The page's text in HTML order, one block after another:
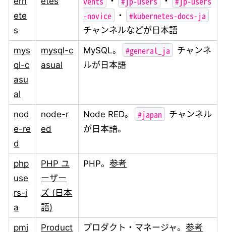
ete
s
-novice
・ #kubernetes-docs-ja
チャンネルなどが日本語
mys
ql-c
asu
al
mysql-c
asual
MySQL。 #general_ja
チャンネ
ルが日本語
nod
e-re
d
node-r
ed
Node RED。 #japan
チャンネル
が日本語。
php
use
rs-j
a
PHP ユ
ーザー
ズ (日本
語)
PHP。参考
pmj
Product
プロダクト・マネージャ。参考